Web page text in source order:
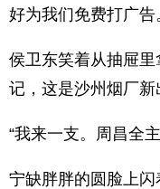
好为我们免费打广告
侯卫东笑着从抽屉
记，这是沙州烟厂新
“我来一支。周昌全
宁缺胖胖的圆脸上